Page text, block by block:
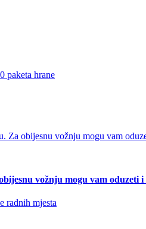
paketa hrane
vožnju mogu vam oduzeti i